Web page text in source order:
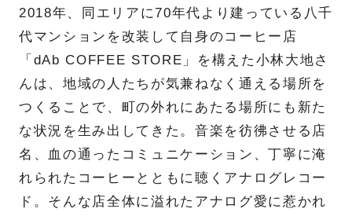
2018年、同エリアに70年代より建っている八千
代マンションを改装して自身のコーヒー店
「dAb COFFEE STORE」を構えた小林大地さ
んは、地域の人たちが気兼ねなく通える場所を
つくることで、町の外れにあたる場所にも新た
な状況を生み出してきた。音楽を彷彿させる店
名、血の通ったコミュニケーション、丁寧に淹
れられたコーヒーとともに聴くアナログレコー
ド。そんな店全体に溢れたアナログ愛に惹かれ